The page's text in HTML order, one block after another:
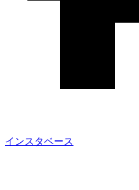
インスタベース